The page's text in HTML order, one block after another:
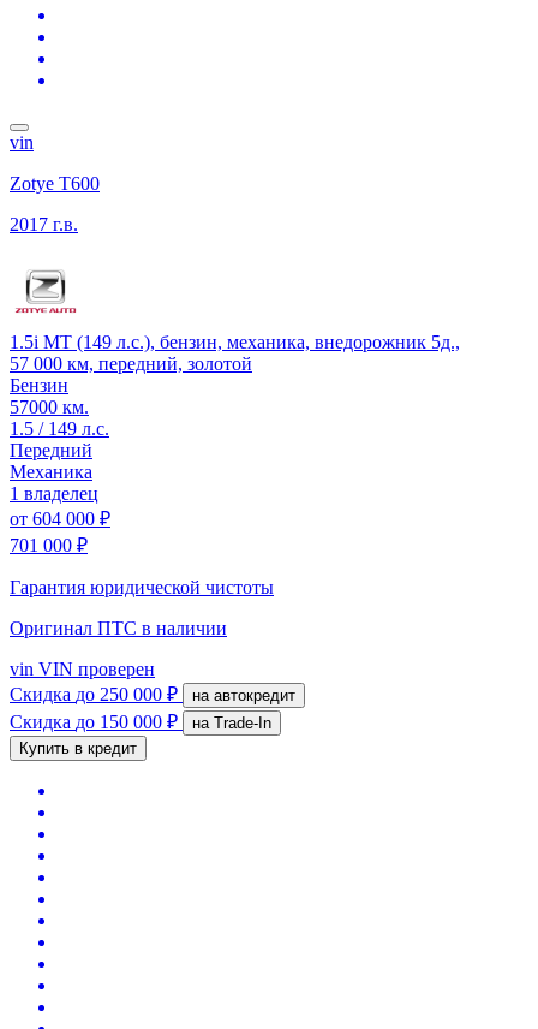
vin
Zotye T600
2017 г.в.
1.5i MT (149 л.с.), бензин, механика, внедорожник 5д.,
57 000 км, передний, золотой
Бензин
57000 км.
1.5 / 149 л.с.
Передний
Механика
1 владелец
от 604 000 ₽
701 000 ₽
Гарантия юридической чистоты
Оригинал ПТС в наличии
vin VIN проверен
Скидка до 250 000 ₽ на автокредит
Скидка до 150 000 ₽
на Trade-In
Купить в кредит